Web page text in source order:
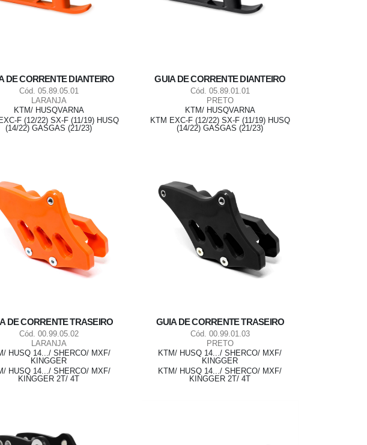
DE CORRENTE DIANTEIRO
Cód. 05.89.05.01
LARANJA
KTM/ HUSQVARNA
F (12/22) SX-F (11/19) HUSQ
(14/22) GASGAS (21/23)
GUIA DE CORRENTE DIANTEIRO
Cód. 05.89.01.01
PRETO
KTM/ HUSQVARNA
KTM EXC-F (12/22) SX-F (11/19) HUSQ
(14/22) GASGAS (21/23)
DE CORRENTE TRASEIRO
Cód. 00.99.05.02
LARANJA
HUSQ 14.../ SHERCO/ MXF/
KINGGER
HUSQ 14.../ SHERCO/ MXF/
KINGGER 2T/ 4T
GUIA DE CORRENTE TRASEIRO
Cód. 00.99.01.03
PRETO
KTM/ HUSQ 14.../ SHERCO/ MXF/
KINGGER
KTM/ HUSQ 14.../ SHERCO/ MXF/
KINGGER 2T/ 4T